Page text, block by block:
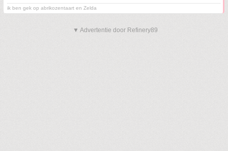
ik ben gek op abrikozentaart en Zelda
▼ Advertentie door Refinery89